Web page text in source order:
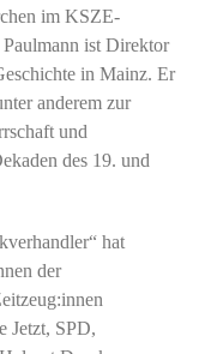
im KSZE-
Paulmann ist Direktor
in Mainz. Er
anderem zur
und
des 19. und
hat
der
Jetzt, SPD,